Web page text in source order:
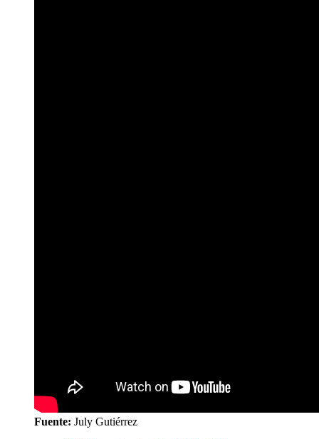
Fuente: July Gutiérrez